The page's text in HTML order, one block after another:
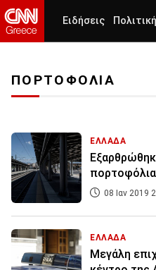
Ειδήσεις Πολιτική
ΠΟΡΤΟΦΟΛΙΑ
ΕΛΛΑΔΑ
08 Ιαν 2019
ΕΛΛΑΔΑ
Μεγάλη